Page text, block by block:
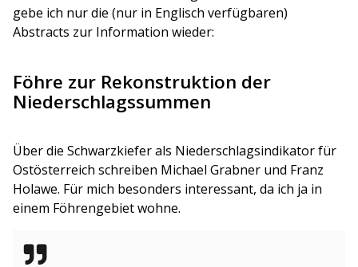
gebe ich nur die (nur in Englisch verfügbaren)
Abstracts zur Information wieder:
Föhre zur Rekonstruktion der
Niederschlagssummen
Über die Schwarzkiefer als Niederschlagsindikator für
Ostösterreich schreiben Michael Grabner und Franz
Holawe. Für mich besonders interessant, da ich ja in
einem Föhrengebiet wohne.